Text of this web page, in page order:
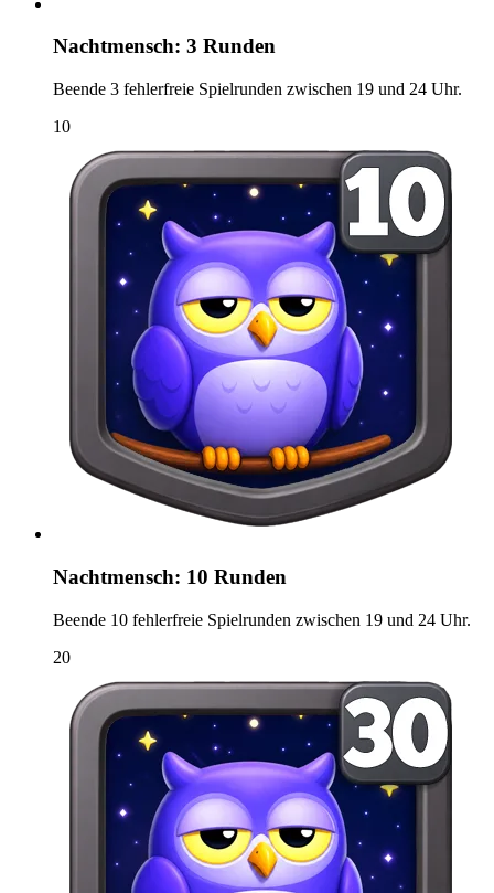
Nachtmensch: 3 Runden
Beende 3 fehlerfreie Spielrunden zwischen 19 und 24 Uhr.
10
Nachtmensch: 10 Runden
Beende 10 fehlerfreie Spielrunden zwischen 19 und 24 Uhr.
20